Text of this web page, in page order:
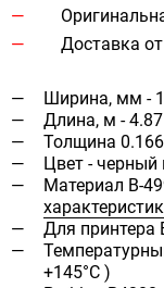
Доставка
Ширина, мм -
Длина, м - 4.87
Толщина
Цвет -
Материал B-
Для принтера
+145°С )